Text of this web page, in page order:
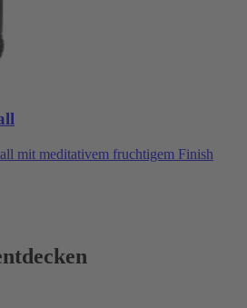
mit meditativem fruchtigem Finish